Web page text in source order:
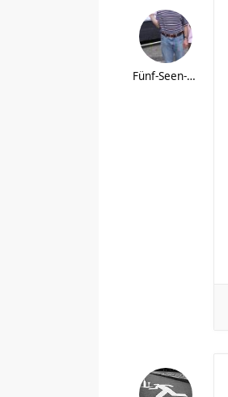
Fünf-Seen-Lauf-Fan